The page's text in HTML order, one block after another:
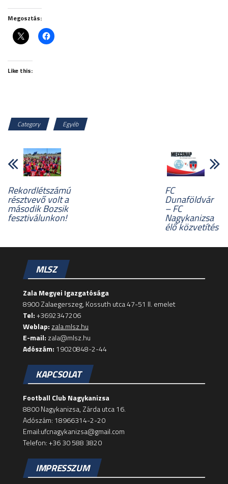
Megosztás:
Like this:
Category Egyéb
Rekordlétszámú
résztvevő volt a
második Bozsik
fesztiválunkon!
FC
Dunaföldvár
– FC
Nagykanizsa
élő közvetítés
MLSZ
Zala Megyei Igazgatósága
8900 Zalaegerszeg, Kossuth utca 47-51 II. emelet
Tel:+3692347206
Weblap: zala.mlsz.hu
E-mail: zala@mlsz.hu
Adószám: 19020848-2-44
KAPCSOLAT
Football Club Nagykanizsa
8800 Nagykanizsa, Zárda utca 16.
Adószám: 18966314-2-20
Email:ufcnagykanizsa@gmail.com
Telefon: +36 30 588 3820
IMPRESSZUM